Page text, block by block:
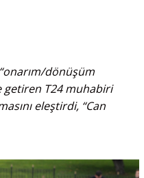
dönüşüm
getiren T24 muhabiri
eleştirdi, “Can